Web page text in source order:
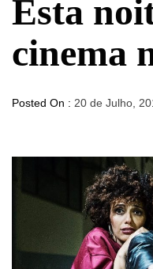
Esta
cinema
Posted On : 20 de Julho,